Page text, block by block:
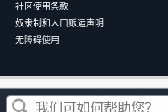
这篇文章对您有帮助吗？
社区使用条款
奴隶制和人口贩运声明
无障碍使用
©2026NetApp 中文（简体）